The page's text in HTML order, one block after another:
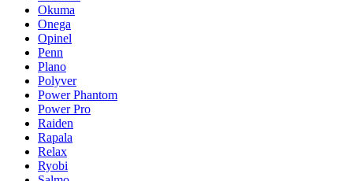
Okuma
Onega
Opinel
Penn
Plano
Polyver
Power Phantom
Power Pro
Raiden
Rapala
Relax
Ryobi